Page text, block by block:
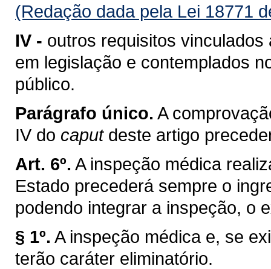
(Redação dada pela Lei 18771
IV - outros requisitos
em legislação e contemplados
público.
Parágrafo único. A
IV do caputdeste artigo
Art. 6º. A inspeção médica
Estado precederá sempre o
podendo integrar a inspeção, o
§ 1º. A inspeção médica e, se
terão caráter eliminatório.